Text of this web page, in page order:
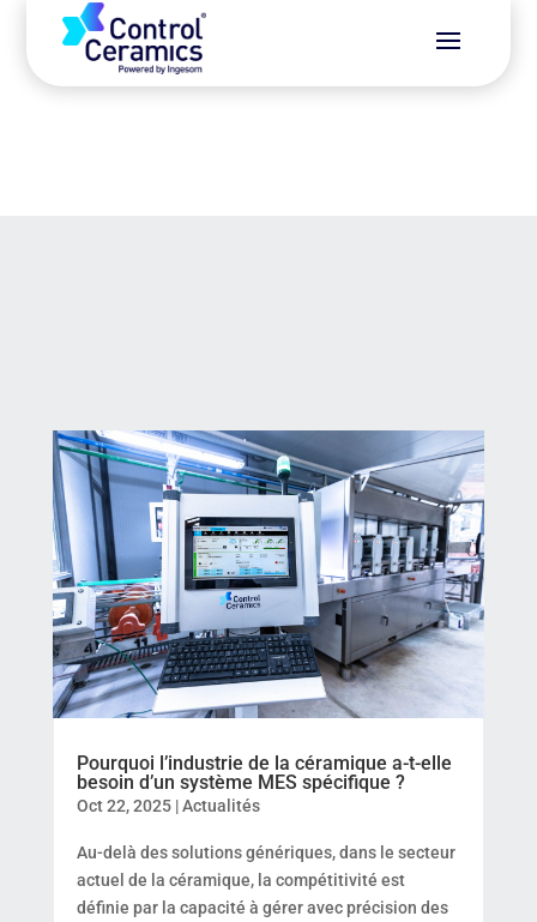
Pourquoi l’industrie de la céramique a-t-elle
besoin d’un système MES spécifique ?
Oct 22, 2025|Actualités
Au-delà des solutions génériques, dans le secteur
actuel de la céramique, la compétitivité est
définie par la capacité à gérer avec précision des